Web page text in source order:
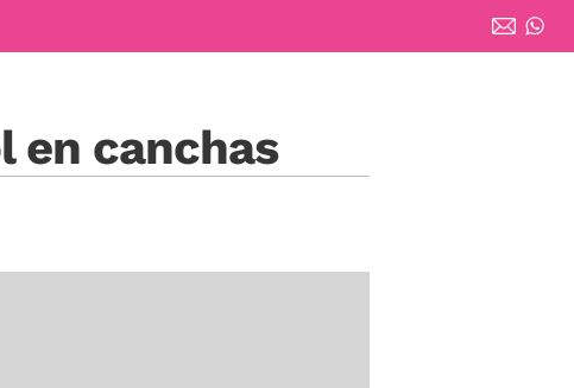
en canchas